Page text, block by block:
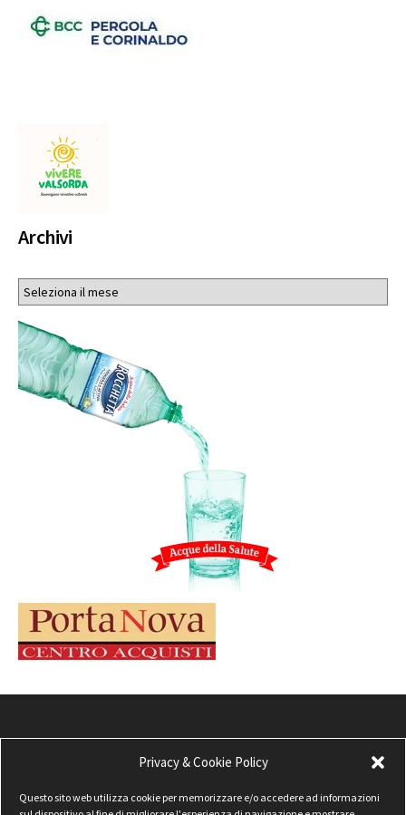
Privacy & Cookie Policy
Questo sito web utilizza cookie per memorizzare e/o accedere ad informazioni
Archivi
Archivi